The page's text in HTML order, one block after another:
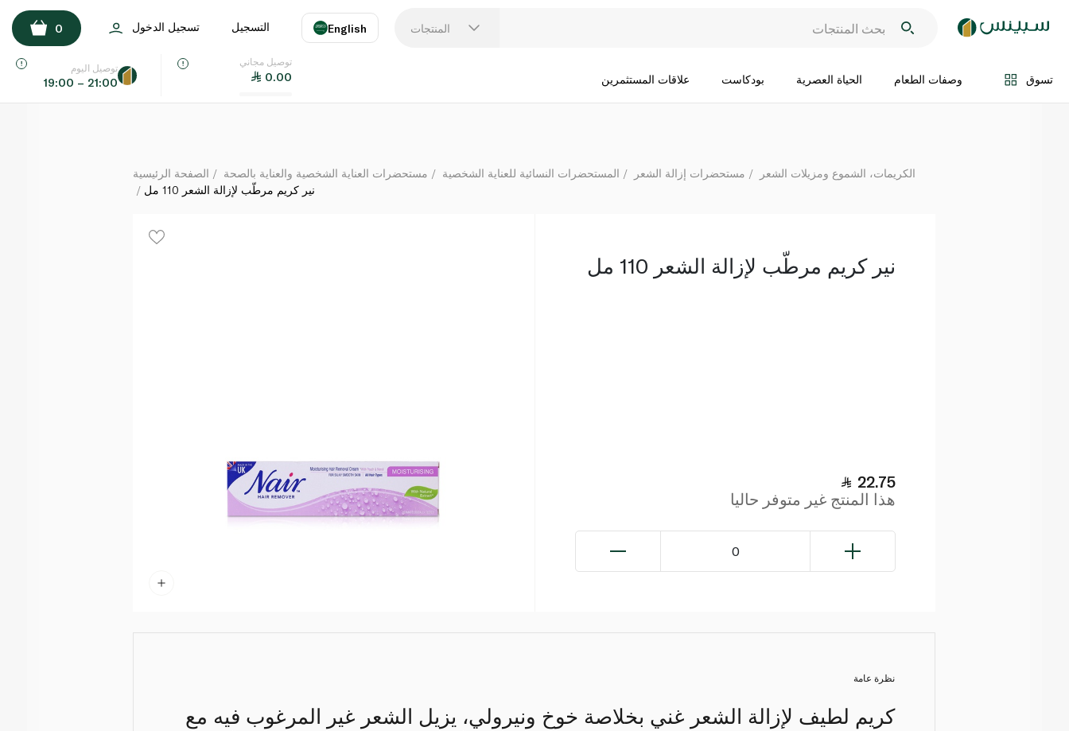
المنتجات English
اللغة
التسجيل تسجيل الدخول 0
تسوق وصفات الطعام الحياة العصرية بودكاست علاقات المستثمرين
توصيل مجاني
0.00
توصيل اليوم
19:00 – 21:00
اضف الى السلة
الصفحة الرئيسية مستحضرات العناية الشخصية والعناية بالصحة المستحضرات النسائية للعناية الشخصية مستحضرات إزالة الشعر
الكريمات، الشموع ومزيلات الشعر
نير كريم مرطّب لإزالة الشعر 110 مل
نير كريم مرطّب لإزالة الشعر 110 مل
22.75
هذا المنتج غير متوفر حاليا
0
نظرة عامة
كريم لطيف لإزالة الشعر غني بخلاصة خوخ ونيرولي، يزيل الشعر غير المرغوب فيه مع